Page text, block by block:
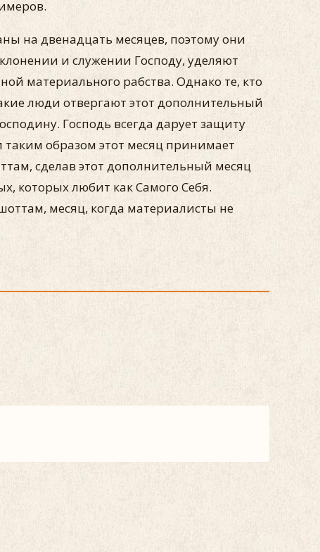
на двенадцать месяцев, поэтому они
и служении Господу, уделяют
материального рабства. Однако те, кто
люди отвергают этот дополнительный
Господь всегда дарует защиту
образом этот месяц принимает
сделав этот дополнительный месяц
которых любит как Самого Себя.
месяц, когда материалисты не